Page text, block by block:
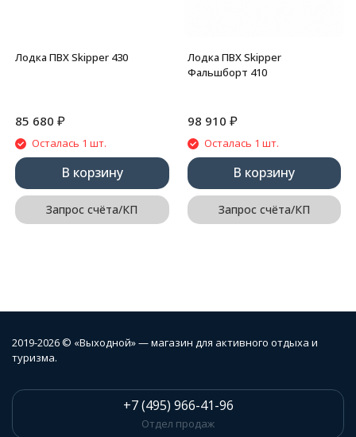
Лодка ПВХ Skipper 430
85 680 ₽
Осталась 1 шт.
В корзину
Запрос счёта/КП
Лодка ПВХ Skipper
Фальшборт 410
98 910 ₽
Осталась 1 шт.
В корзину
Запрос счёта/КП
2019-2026 © «Выходной» — магазин для активного отдыха и
туризма.
+7 (495) 966-41-96
Отдел продаж